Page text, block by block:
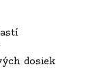
dosiek